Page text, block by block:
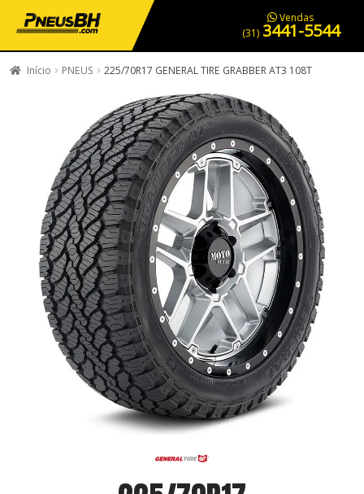
PNEUS EM OFERTA SERVIÇOS AUTOMOTIVOS NOSSA LOJA
Vendas
(31) 3441-5544
Início PNEUS 225/70R17 GENERAL TIRE GRABBER AT3 108T